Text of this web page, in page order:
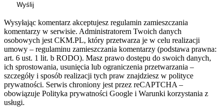
Wyślij
Wysyłając komentarz akceptujesz regulamin zamieszczania
komentarzy w serwisie. Administratorem Twoich danych
osobowych jest CKM.PL, który przetwarza je w celu realizacji
umowy – regulaminu zamieszczania komentarzy (podstawa prawna:
art. 6 ust. 1 lit. b RODO). Masz prawo dostępu do swoich danych,
ich sprostowania, usunięcia lub ograniczenia przetwarzania –
szczegóły i sposób realizacji tych praw znajdziesz w polityce
prywatności. Serwis chroniony jest przez reCAPTCHA –
obowiązuje Polityka prywatności Google i Warunki korzystania z
usługi.